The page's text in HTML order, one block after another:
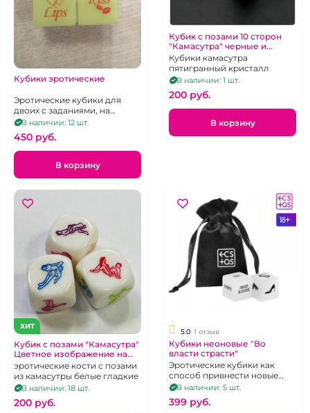
Кубики эротические
Эротические кубики для
двоих с заданиями, на
английском, неоновые
В наличии: 12 шт.
450 pуб.
В корзину
Кубик с позами 10 сторон
"Камасутра" черные и
белые 1 шт
Кубики камасутра
пятигранный кристалл
В наличии: 1 шт.
200 pуб.
В корзину
ХИТ
Кубик с позами "Камасутра"
Цветное изображение на
каждой грани 1 шт
эротические кости с позами
из камасутры белые гладкие
В наличии: 18 шт.
200 pуб.
5.0 1 отзыв
Кубики неоновые "Во
власти страсти"
Эротические кубики как
способ привнести новые
эмоции и ощущения в свою
размеренную сексуальную
жизнь.
В наличии: 5 шт.
399 pуб.